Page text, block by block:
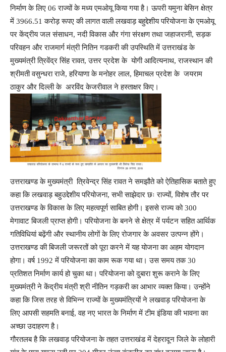
निर्माण के लिए 06 राज्यों के मध्य एमओयू किया गया है। ऊपरी यमुना बेसिन क्षेत्र
में 3966.51 करोड़ रूपए की लागत वाली लखवाड़ बहुद्देशीय परियोजना के एमओयू
पर केंद्रीय जल संसाधन, नदी विकास और गंगा संरक्षण तथा जहाजरानी, सड़क
परिवहन और राजमार्ग मंत्री नितिन गडकरी की उपस्थिति में उत्तराखंड के
मुख्यमंत्री त्रिवेंद्र सिंह रावत, उत्तर प्रदेश के योगी आदित्यनाथ, राजस्थान की
श्रीमती वसुन्धरा राजे, हरियाणा के मनोहर लाल, हिमाचल प्रदेश के जयराम
ठाकुर और दिल्ली के अरविंद केजरीवाल ने हस्ताक्षर किए।
उत्तराखण्ड के मुख्यमंत्री त्रिवेन्द्र सिंह रावत ने समझौते को ऐतिहासिक बताते हुए
कहा कि लखवाड़ बहुउद्देशीय परियोजना, सभी साझेदार छः राज्यों, विशेष तौर पर
उत्तराखण्ड के विकास के लिए महत्वपूर्ण साबित होगी। इससे राज्य को 300
मेगावाट बिजली प्राप्त होगी। परियोजना के बनने से क्षेत्र में पर्यटन सहित आर्थिक
गतिविधियां बढ़ेंगी और स्थानीय लोगों के लिए रोजगार के अवसर उत्पन्न होंगे।
उत्तराखण्ड की बिजली जरूरतों को पूरा करने में यह योजना का अहम योगदान
होगा। वर्ष 1992 में परियोजना का काम रूक गया था। उस समय तक 30
प्रतिशत निर्माण कार्य हो चुका था। परियोजना को दुबारा शुरू कराने के लिए
मुख्यमंत्री ने केंद्रीय मंत्री श्री नीतिन गड़करी का आभार व्यक्त किया। उन्होंने
कहा कि जिस तरह से विभिन्न राज्यों के मुख्यमंत्रियों ने लखवाड़ परियोजना के
लिए आपसी सहमति बनाई, वह नए भारत के निर्माण में टीम इंडिया की भावना का
अच्छा उदाहरण है।
गौरतलब है कि लखवाड़ परियोजना के तहत उत्तराखंड में देहरादून जिले के लोहारी